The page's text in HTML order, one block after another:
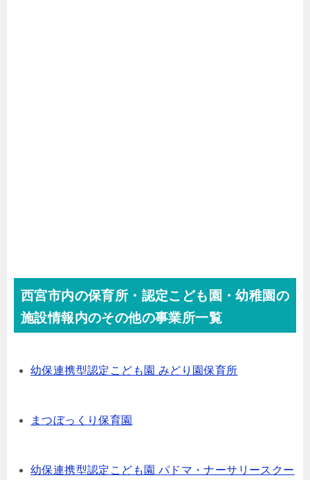
西宮市内の保育所・認定こども園・幼稚園の
施設情報内のその他の事業所一覧
幼保連携型認定こども園 みどり園保育所
まつぼっくり保育園
幼保連携型認定こども園 パドマ・ナーサリースクー